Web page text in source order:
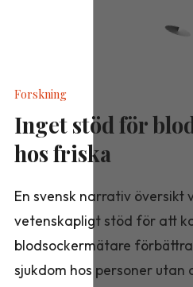
Forskning
Inget stöd för
hos friska
En svensk narrativ översikt
vetenskapligt stöd för att
blodsockermätare
sjukdom hos personer utan